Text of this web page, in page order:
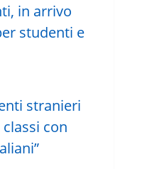
in arrivo
studenti e